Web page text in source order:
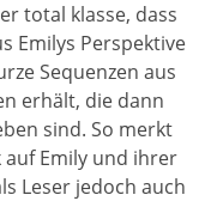
total klasse, dass
Emilys Perspektive
Sequenzen aus
erhält, die dann
sind. So merkt
Emily und ihrer
Leser jedoch auch